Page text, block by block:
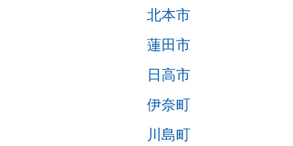
北本市
蓮田市
日高市
伊奈町
川島町